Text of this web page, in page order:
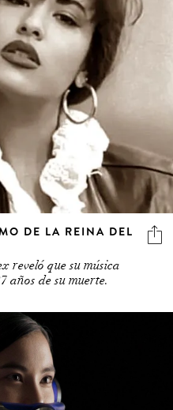
DE LA REINA DEL
reveló que su música
años de su muerte.